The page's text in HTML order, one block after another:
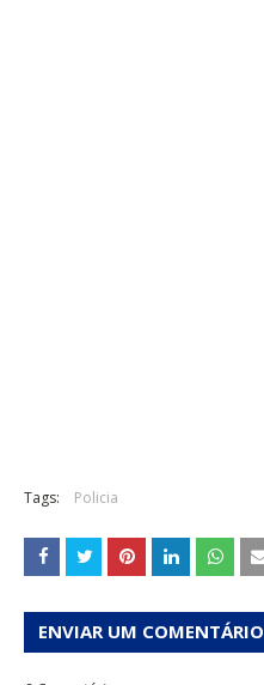
Tags: Policia
ENVIAR UM COMENTÁRIO